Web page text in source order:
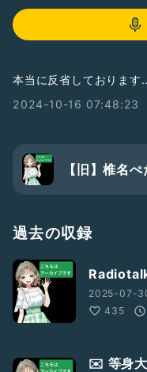
本当に反省しております
2024-10-16 07:48:23
【旧】椎名
過去の収録
2025-07-
435
✉️ 等身大